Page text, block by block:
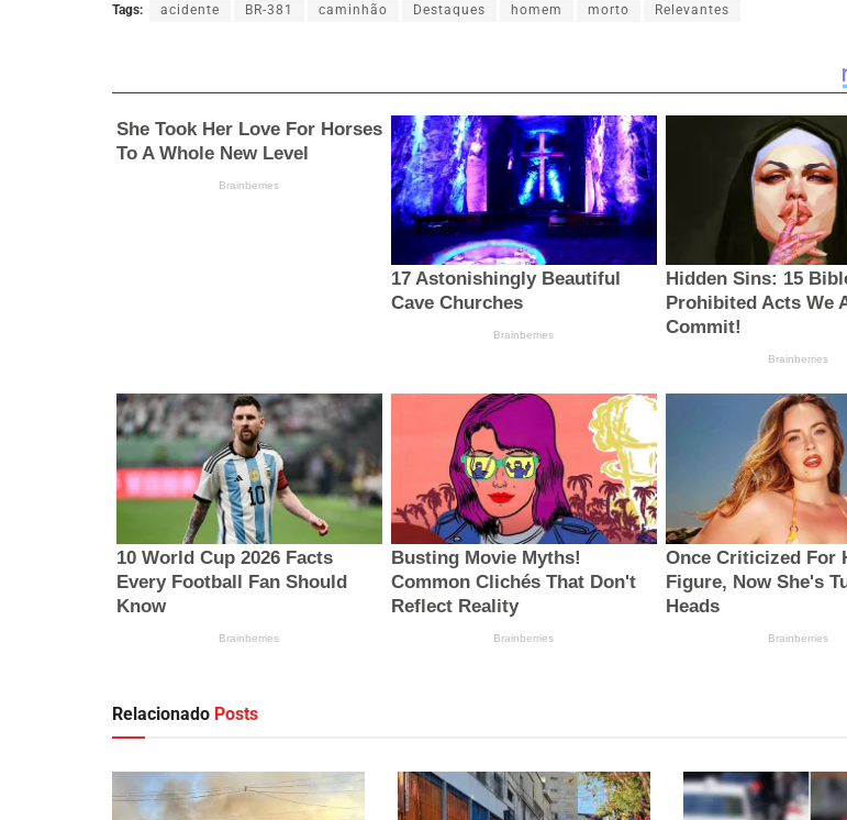
Tags: acidente BR-381 caminhão Destaques homem morto Relevantes
Relacionado Posts